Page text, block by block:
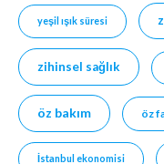
yeşil ışık süresi
zihinsel sağlık
öz bakım öz
İstanbul ekonomisi